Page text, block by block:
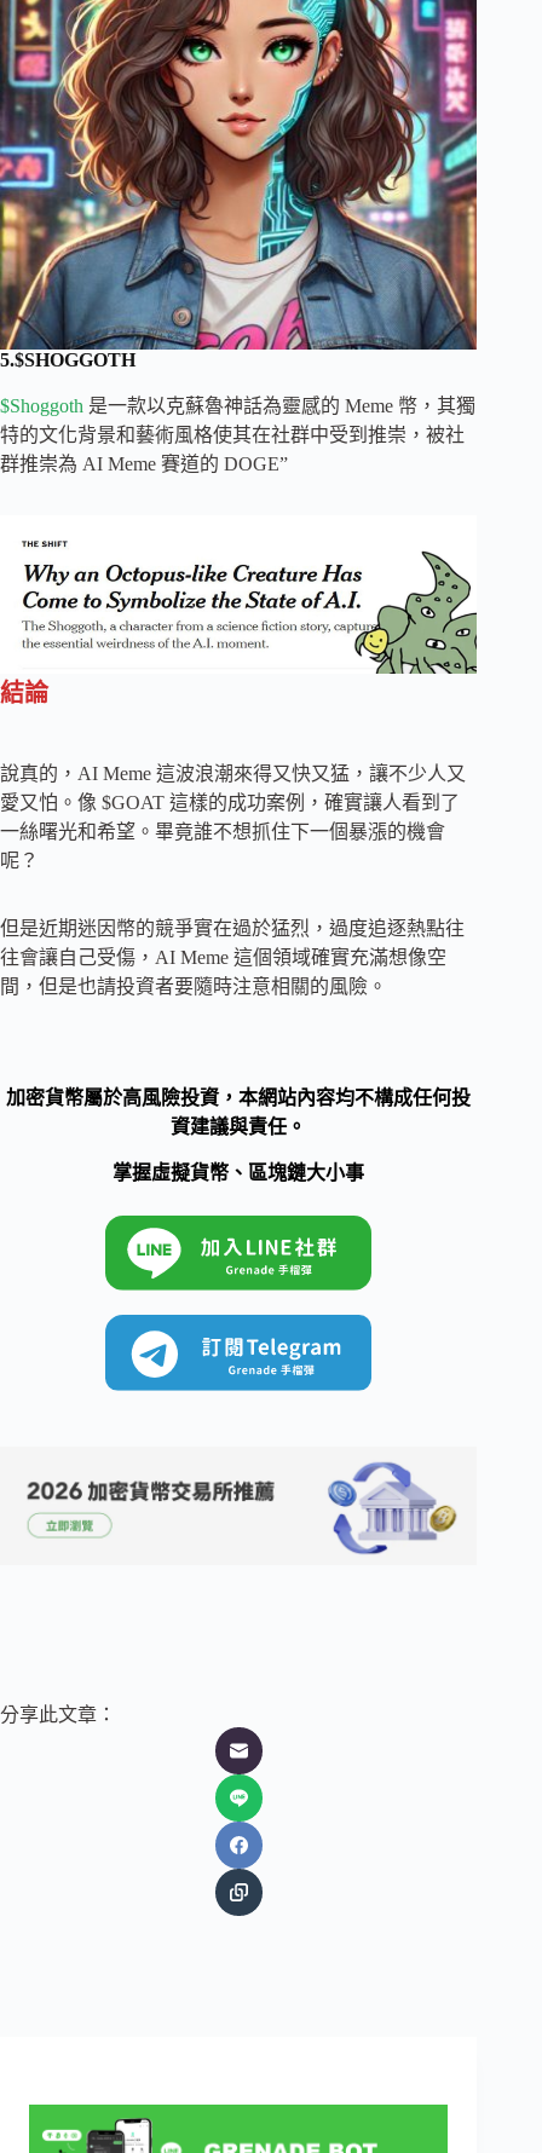
5.$SHOGGOTH
$Shoggoth 是一款以克蘇魯神話為靈感的 Meme 幣，其獨
特的文化背景和藝術風格使其在社群中受到推崇，被社
群推崇為 AI Meme 賽道的 DOGE”
結論
說真的，AI Meme 這波浪潮來得又快又猛，讓不少人又
愛又怕。像 $GOAT 這樣的成功案例，確實讓人看到了
一絲曙光和希望。畢竟誰不想抓住下一個暴漲的機會
呢？
但是近期迷因幣的競爭實在過於猛烈，過度追逐熱點往
往會讓自己受傷，AI Meme 這個領域確實充滿想像空
間，但是也請投資者要隨時注意相關的風險。
加密貨幣屬於高風險投資，本網站內容均不構成任何投
資建議與責任。
掌握虛擬貨幣、區塊鏈大小事
分享此文章：